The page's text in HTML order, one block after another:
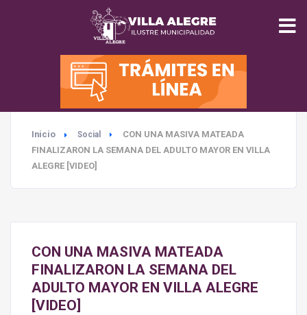
INICIO
MUNICIPALIDAD
SEGURIDAD
SALUD
TURISMO
Inicio Social
CON UNA MASIVA MATEADA
FINALIZARON LA SEMANA DEL ADULTO MAYOR EN VILLA
ALEGRE [VIDEO]
CON UNA MASIVA MATEADA
FINALIZARON LA SEMANA DEL
ADULTO MAYOR EN VILLA ALEGRE
[VIDEO]